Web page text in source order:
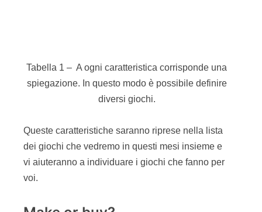
Creare un gioco da zero, vi assicuro, non è una
cosa semplice e veloce. Ci vuole esperienza,
fantasia e tante prove sul campo. Un
gioco, funziona bene!
Non solo divertimento…
…alla fine del gioco portiamo nella realtà quello